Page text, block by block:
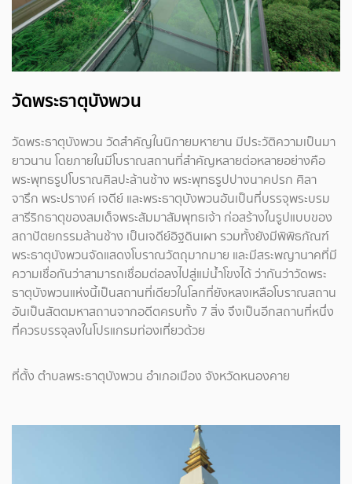
วัดพระธาตุบังพวน
วัดพระธาตุบังพวน วัดสำคัญในนิกายมหายาน มีประวัติความเป็นมา
ยาวนาน โดยภายในมีโบราณสถานที่สำคัญหลายต่อหลายอย่างคือ
พระพุทธรูปโบราณศิลปะล้านช้าง พระพุทธรูปปางนาคปรก ศิลา
จารึก พระปรางค์ เจดีย์ และพระธาตุบังพวนอันเป็นที่บรรจุพระบรม
สารีริกธาตุของสมเด็จพระสัมมาสัมพุทธเจ้า ก่อสร้างในรูปแบบของ
สถาปัตยกรรมล้านช้าง เป็นเจดีย์อิฐดินเผา รวมทั้งยังมีพิพิธภัณฑ์
พระธาตุบังพวนจัดแสดงโบราณวัตถุมากมาย และมีสระพญานาคที่มี
ความเชื่อกันว่าสามารถเชื่อมต่อลงไปสู่แม่น้ำโขงได้ ว่ากันว่าวัดพระ
ธาตุบังพวนแห่งนี้เป็นสถานที่เดียวในโลกที่ยังหลงเหลือโบราณสถาน
อันเป็นสัตตมหาสถานจากอดีตครบทั้ง 7 สิ่ง จึงเป็นอีกสถานที่หนึ่ง
ที่ควรบรรจุลงในโปรแกรมท่องเที่ยวด้วย
ที่ตั้ง ตำบลพระธาตุบังพวน อำเภอเมือง จังหวัดหนองคาย